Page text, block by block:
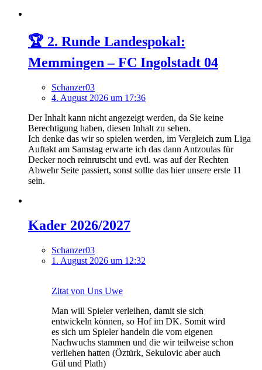
🏆 2. Runde Landespokal:
Memmingen – FC Ingolstadt 04
Schanzer03
4. August 2026 um 17:36
Der Inhalt kann nicht angezeigt werden, da Sie keine
Berechtigung haben, diesen Inhalt zu sehen.
Ich denke das wir so spielen werden, im Vergleich zum Liga
Auftakt am Samstag erwarte ich das dann Antzoulas für
Decker noch reinrutscht und evtl. was auf der Rechten
Abwehr Seite passiert, sonst sollte das hier unsere erste 11
sein.
Kader 2026/2027
Schanzer03
1. August 2026 um 12:32
Zitat von Uns Uwe
Man will Spieler verleihen, damit sie sich
entwickeln können, so Hof im DK. Somit wird
es sich um Spieler handeln die vom eigenen
Nachwuchs stammen und die wir teilweise schon
verliehen hatten (Öztürk, Sekulovic aber auch
Gül und Plath)